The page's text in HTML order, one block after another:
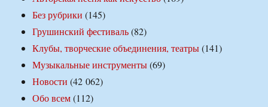
Без рубрики (145)
Грушинский фестиваль(82)
Клубы, творческие объединения, театры(141)
Музыкальные инструменты(69)
Новости (42 062)
Обо всем(112)